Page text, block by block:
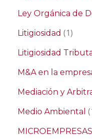
Ley Orgánica de
Litigiosidad (1)
Litigiosidad
M&A en la
Mediación y
Medio Ambiental
MICROEMPRESAS